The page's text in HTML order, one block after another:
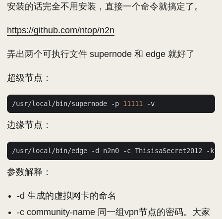
安装的话完全不用安装，直接一个命令就搞定了。
https://github.com/ntop/n2n
弄出两个可执行文件 supernode 和 edge 就好了
超级节点：
/usr/local/bin/supernode -p 11111
边缘节点：
参数解释：
-d 生成的虚拟网卡的命名
-c community-name 同一组vpn节点的密码。大家